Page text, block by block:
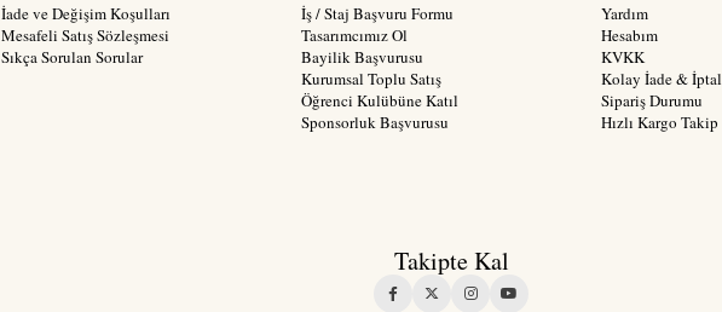
İade ve Değişim Koşulları
Mesafeli Satış Sözleşmesi
Sıkça Sorulan Sorular
İş / Staj Başvuru Formu
Tasarımcımız Ol
Bayilik Başvurusu
Kurumsal Toplu Satış
Öğrenci Kulübüne Katıl
Sponsorluk Başvurusu
Yardım
Hesabım
KVKK
Kolay İade & İptal
Sipariş Durumu
Hızlı Kargo Takip
Takipte Kal